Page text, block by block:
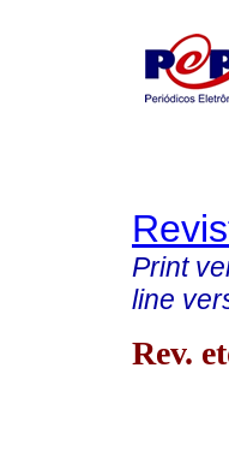
Print
line
Rev.